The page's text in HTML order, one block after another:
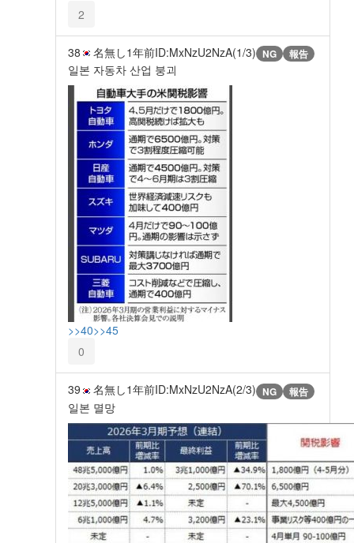
2
38 名無し1年前ID:MxNzU2NzA(1/3) NG 報告
일본 자동차 산업 붕괴
>>40>>45
0
39 名無し1年前ID:MxNzU2NzA(2/3) NG 報告
일본 멸망